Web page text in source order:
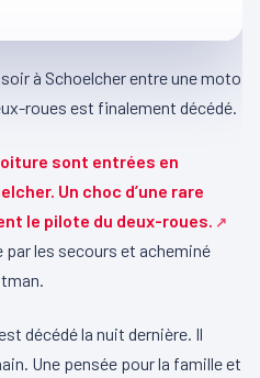
à Schoelcher entre une moto
roues est finalement décédé.
sont entrées en
Un choc d’une rare
le pilote du deux-roues.
par les secours et acheminé
décédé la nuit dernière. Il
Une pensée pour la famille et